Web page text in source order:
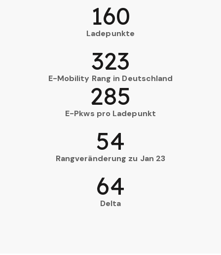
Ladepunkte
160
E-Mobility Rang in Deutschland
323
E-Pkws pro Ladepunkt
285
Rangveränderung zu Jan 23
54
Delta
64